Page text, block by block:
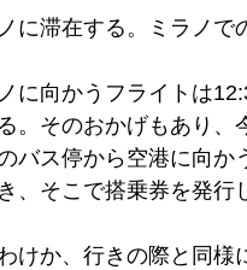
に滞在する。ミラノで
に向かうフライトは
。そのおかげもあり
バス停から空港に向
、そこで搭乗券を発行
けか、行きの際と同